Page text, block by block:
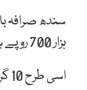
ہزار 700 روپے ہے۔
اسی طرح 10 گرام سونے کا بھاؤ 858 روپے کم ہو کر ایک لاکھ 89 ہزار 214 روپے ہے۔